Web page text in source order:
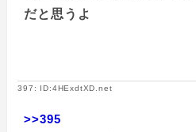
だと思うよ
397: ID:4HExdtXD.net
>>395